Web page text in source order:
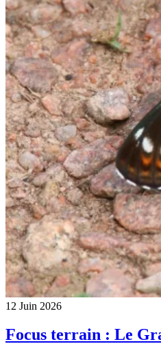
12 Juin 2026
Focus terrain : Le